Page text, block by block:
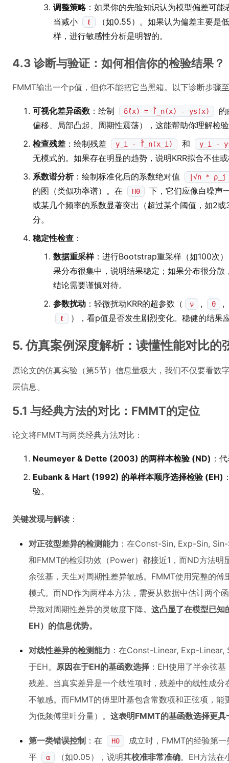
调整策略：如果你的先验知识认为模型偏差可
当减小
ℓ
（如0.55）。如果认为偏差主要是
样，进行敏感性分析是明智的。
4.3 诊断与验证：如何相信你的检验结果？
FMMT输出一个p值，但你不能把它当黑箱。以下诊断步骤
可视化差异函数 ：绘制 δ̂(x) = f̂_n(x) - ys(x)
偏移、局部凸起、周期性震荡），这能帮助你理解检
检查残差 ：绘制残差 y_i - f̂_n(x_i) 和 y_i -
无模式的。如果存在明显的趋势，说明KRR拟合不佳
系数谱分析：绘制标准化后的系数绝对值 |√n *
的图（类似功率谱）。在 H0
下，它们应像白噪声
或某几个频率的系数显著突出（超过某个阈值，如2
分。
稳定性检查 ：
数据重采样：进行Bootstrap重采样（如100次
果分布很集中，说明结果稳定；如果分布很分
结论需要谨慎对待。
参数扰动 ：轻微扰动KRR的超参数（ ν , θ ,
ℓ ），看p值是否发生剧烈变化。稳健的结果
5. 仿真案例深度解析：读懂性能对比的
原论文的仿真实验（第5节）信息量极大，我们不仅要看数
层信息。
5.1 与经典方法的对比：FMMT的定位
论文将FMMT与两类经典方法对比：
Neumeyer & Dette (2003) 的两样本检验 (ND) ：
Eubank & Hart (1992) 的单样本顺序选择检验 (EH)
验。
关键发现与解读 ：
对正弦型差异的检测能力 ：在Const-Sin, Exp-Sin,
和FMMT的检测功效（Power）都接近1，而ND方法明
余弦基，天生对周期性差异敏感。FMMT使用完整的
模式。而ND作为两样本方法，需要从数据中估计两个
导致对周期性差异的灵敏度下降。 这凸显了在模型已知
EH）的信息优势。
对线性差异的检测能力 ：在Const-Linear, Exp-
于EH。 原因在于EH的基函数选择 ：EH使用了半余弦基
残差。当真实差异是一个线性项时，残差中的线性成
不敏感。而FMMT的傅里叶基包含常数项和正弦项，
为低频傅里叶分量）。 这表明FMMT的基函数选择更
第一类错误控制 ：在 H0
成立时，FMMT的经验第
平
α （如0.05），说明其校准非常准确。EH方法在